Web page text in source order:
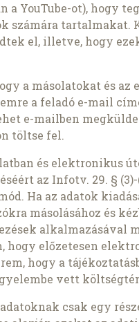
a YouTube-ot), hogy
számára tartalmakat.
el, illetve, hogy
a másolatokat és az
a feladó e-mail
e-mailben
töltse fel.
és elektronikus
az Infotv. 29. § (3)-
Ha az adatok
másolásához és
alkalmazásával
előzetesen
hogy a
vett
csak egy